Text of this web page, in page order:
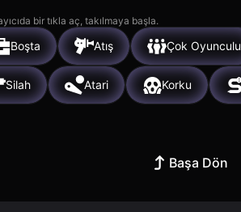
bir tıkla aç, takılmaya başla.
Boşta Atış Çok Oyunculu
Silah Atari Korku
Başa Dön